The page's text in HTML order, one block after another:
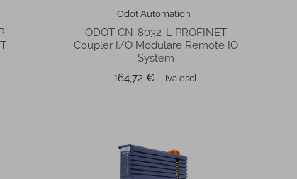
Odot Automation
ODOT CN-8032-L PROFINET
Coupler I/O Modulare Remote IO
System
Prezzo
164,72 € Iva escl.